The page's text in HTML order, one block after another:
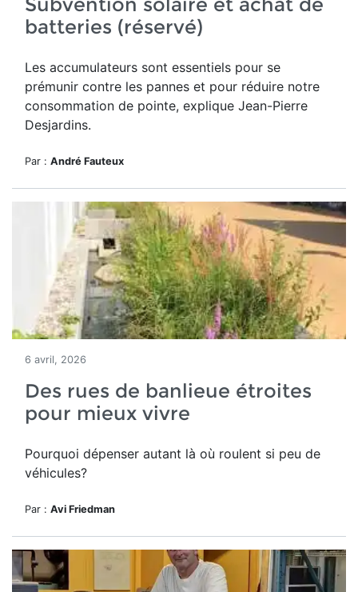
batteries (réservé)
Les accumulateurs sont essentiels pour se
prémunir contre les pannes et pour réduire notre
consommation de pointe, explique Jean-Pierre
Desjardins.
Par : André Fauteux
6 avril, 2026
Des rues de banlieue étroites
pour mieux vivre
Pourquoi dépenser autant là où roulent si peu de
véhicules?
Par : Avi Friedman